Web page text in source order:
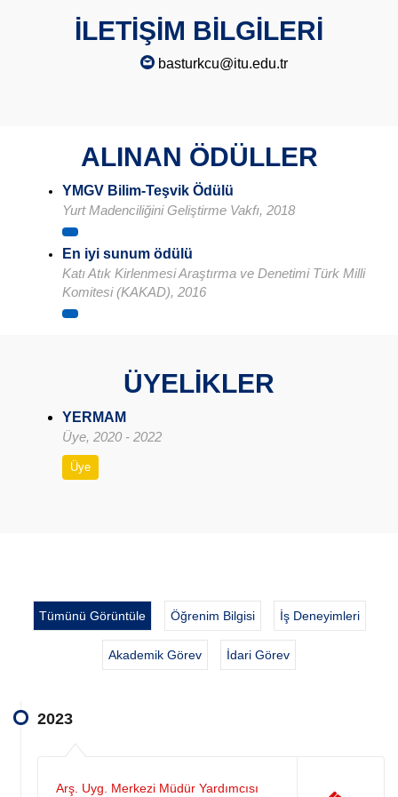
İLETİŞİM BİLGİLERİ
basturkcu@itu.edu.tr
ALINAN ÖDÜLLER
YMGV Bilim-Teşvik Ödülü
Yurt Madenciliğini Geliştirme Vakfı, 2018
En iyi sunum ödülü
Katı Atık Kirlenmesi Araştırma ve Denetimi Türk Milli
Komitesi (KAKAD), 2016
ÜYELİKLER
YERMAM
Üye, 2020 - 2022
Üye
Tümünü Görüntüle Öğrenim Bilgisi İş Deneyimleri
Akademik Görev İdari Görev
2023
Arş. Uyg. Merkezi Müdür Yardımcısı